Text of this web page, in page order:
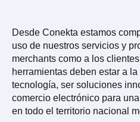
Desde Conekta estamos
uso de nuestros servicios y
merchants como a los
herramientas deben estar a
tecnología, ser soluciones
comercio electrónico para
en todo el territorio nacional